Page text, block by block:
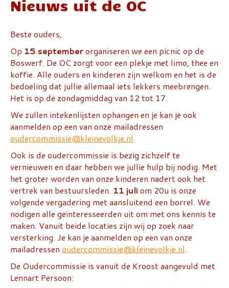
Nieuws uit de OC
Beste ouders,
Op 15 septemberorganiseren we een picnic op de
Boswerf. De OC zorgt voor een plekje met limo, thee en
koffie. Alle ouders en kinderen zijn welkom en het is de
bedoeling dat jullie allemaal iets lekkers meebrengen.
Het is op de zondagmiddag van 12 tot 17.
We zullen intekenlijsten ophangen en je kan je ook
aanmelden op een van onze mailadressen
oudercommissie@kleinevolkje.nl.
Ook is de oudercommissie is bezig zichzelf te
vernieuwen en daar hebben we jullie hulp bij nodig. Met
het groter worden van onze kinderen nadert ook het
vertrek van bestuursleden. 11 juli om 20u is onze
volgende vergadering met aansluitend een borrel. We
nodigen alle geïnteresseerden uit om met ons kennis te
maken. Vanuit beide locaties zijn wij op zoek naar
versterking. Je kan je aanmelden op een van onze
mailadressen oudercommissie@kleinevolkje.nl.
De Oudercommissie is vanuit de Kroost aangevuld met
Lennart Persoon: